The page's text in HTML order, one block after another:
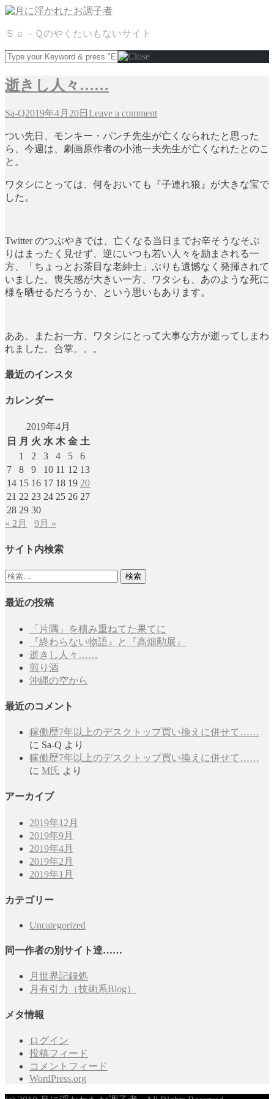
Ｓａ－Ｑのやくたいもないサイト
逝きし人々……
Sa-Q2019年4月20日 Leave a comment
つい先日、モンキー・パンチ先生が亡くなられたと思った
ら、今週は、劇画原作者の小池一夫先生が亡くなれたとのこ
と。
ワタシにとっては、何をおいても『子連れ狼』が大きな宝で
した。
Twitter のつぶやきでは、亡くなる当日までお辛そうなそぶ
りはまったく見せず、逆にいつも若い人々を励まされる一
方、「ちょっとお茶目な老紳士」ぶりも遺憾なく発揮されて
いました。喪失感が大きい一方、ワタシも、あのような死に
様を晒せるだろうか、という思いもあります。
ああ、またお一方、ワタシにとって大事な方が逝ってしまわ
れました。合掌。。。
最近のインスタ
カレンダー
2019年4月
日
月 火 水 木 金 土
1
2 3 4 5
6
7
8 9 10 11 12 13
14 15 16 17 18 19 20
21 22 23 24 25 26 27
28 29 30
« 2月
9月 »
サイト内検索
検
最近の投稿
「片隅」を積み重ねてた果てに
『終わらない物語』と『高畑勲展』
逝きし人々……
煎り酒
沖縄の空から
最近のコメント
稼働歴7年以上のデスクトップ買い換えに併せて……
に Sa-Q より
稼働歴7年以上のデスクトップ買い換えに併せて……
に M氏 より
アーカイブ
2019年12月
2019年9月
2019年4月
2019年2月
2019年1月
カテゴリー
Uncategorized
同一作者の別サイト達……
月世界記録処
月有引力（技術系Blog）
メタ情報
ログイン
投稿フィード
コメントフィード
WordPress.org